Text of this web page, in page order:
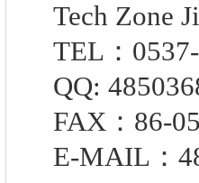
Tech Zone
TEL：
QQ:
FAX：86-
E-MAIL：